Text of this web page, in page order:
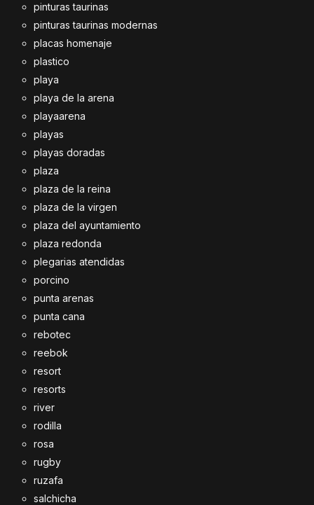
pinturas taurinas
pinturas taurinas modernas
placas homenaje
plastico
playa
playa de la arena
playaarena
playas
playas doradas
plaza
plaza de la reina
plaza de la virgen
plaza del ayuntamiento
plaza redonda
plegarias atendidas
porcino
punta arenas
punta cana
rebotec
reebok
resort
resorts
river
rodilla
rosa
rugby
ruzafa
salchicha